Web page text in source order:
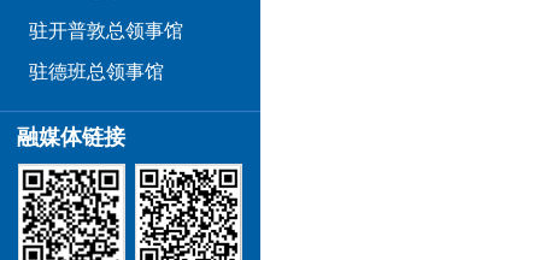
驻开普敦总领事馆
驻德班总领事馆
融媒体链接